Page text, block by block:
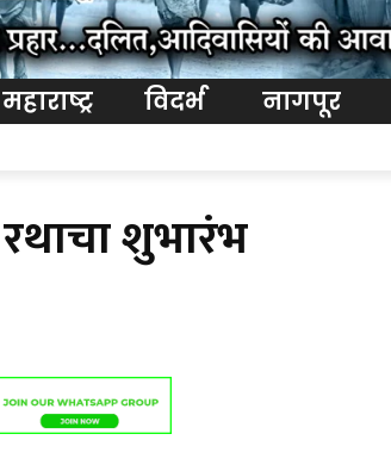
महाराष्ट्र विदर्भ नागपूर
शुभारंभ